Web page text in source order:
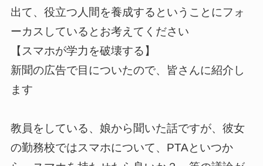
出て、役立つ人間を養成するということにフォ
ーカスしているとお考えてください
【スマホが学力を破壊する】
新聞の広告で目についたので、皆さんに紹介し
ます
教員をしている、娘から聞いた話ですが、彼女
の勤務校ではスマホについて、PTAといつか